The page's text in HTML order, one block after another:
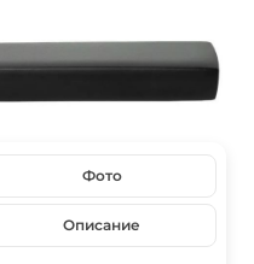
Фото
Описание